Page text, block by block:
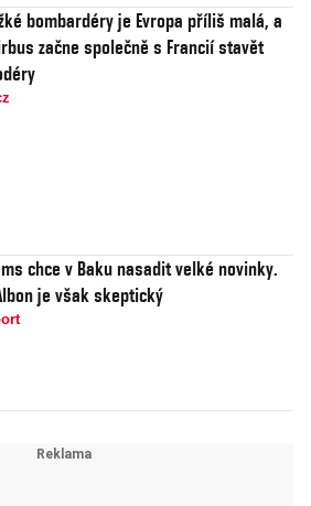
bombardéry je Evropa příliš malá, a
začne společně s Francií stavět
chce v Baku nasadit velké novinky.
je však skeptický